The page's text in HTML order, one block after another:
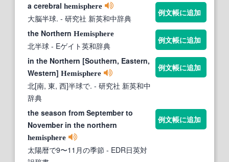
a cerebral hemisphere
大脳半球. - 研究社 新英和中辞典
例文帳に追加
the Northern Hemisphere
北半球 - Eゲイト英和辞典
例文帳に追加
in the Northern [Southern, Eastern,
Western] Hemisphere
北[南, 東, 西]半球で. - 研究社 新英和中
辞典
例文帳に追加
the season from September to
November in the northern
hemisphere
太陽暦で9〜11月の季節 - EDR日英対
例文帳に追加